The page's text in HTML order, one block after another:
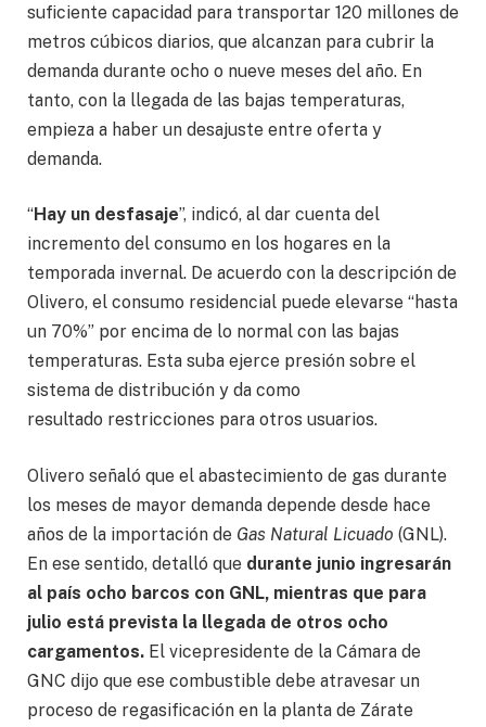
suficiente capacidad para transportar 120 millones de
metros cúbicos diarios, que alcanzan para cubrir la
demanda durante ocho o nueve meses del año. En
tanto, con la llegada de las bajas temperaturas,
empieza a haber un desajuste entre oferta y
demanda.
“Hay un desfasaje”, indicó, al dar cuenta del
incremento del consumo en los hogares en la
temporada invernal. De acuerdo con la descripción de
Olivero, el consumo residencial puede elevarse “hasta
un 70%” por encima de lo normal con las bajas
temperaturas. Esta suba ejerce presión sobre el
sistema de distribución y da como
resultado restricciones para otros usuarios.
Olivero señaló que el abastecimiento de gas durante
los meses de mayor demanda depende desde hace
años de la importación de Gas Natural Licuado (GNL).
En ese sentido, detalló que durante junio ingresarán
al país ocho barcos con GNL, mientras que para
julio está prevista la llegada de otros ocho
cargamentos. El vicepresidente de la Cámara de
GNC dijo que ese combustible debe atravesar un
proceso de regasificación en la planta de Zárate